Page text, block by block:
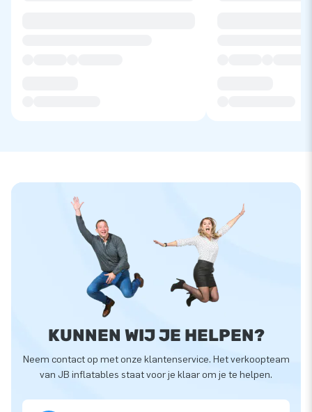
KUNNEN WIJ JE HELPEN?
Neem contact op met onze klantenservice. Het verkoopteam
van JB inflatables staat voor je klaar om je te helpen.